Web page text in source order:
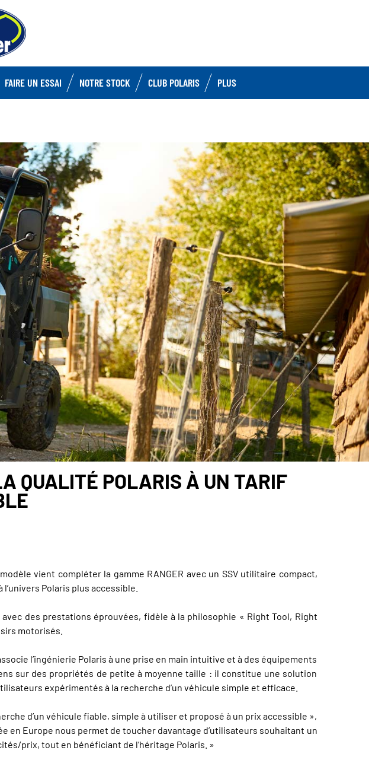
FAIRE UN ESSAI NOTRE STOCK CLUB POLARIS PLUS
QUALITÉ POLARIS À UN TARIF
vient compléter la gamme RANGER avec un SSV utilitaire compact,
Polaris plus accessible.
avec des prestations éprouvées, fidèle à la philosophie « Right Tool, Right
motorisés.
l’ingénierie Polaris à une prise en main intuitive et à des équipements
sur des propriétés de petite à moyenne taille : il constitue une solution
expérimentés à la recherche d’un véhicule simple et efficace.
d’un véhicule fiable, simple à utiliser et proposé à un prix accessible »,
en Europe nous permet de toucher davantage d’utilisateurs souhaitant un
prix, tout en bénéficiant de l’héritage Polaris. »